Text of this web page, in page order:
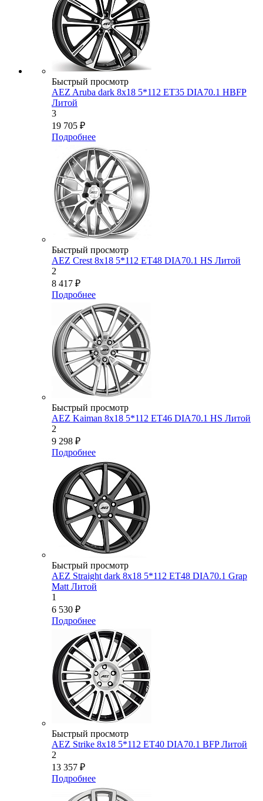
Быстрый просмотр
AEZ Aruba dark 8x18 5*112 ET35 DIA70.1 HBFP
Литой
3
19 705 ₽
Подробнее
Быстрый просмотр
AEZ Crest 8x18 5*112 ET48 DIA70.1 HS Литой
2
8 417 ₽
Подробнее
Быстрый просмотр
AEZ Kaiman 8x18 5*112 ET46 DIA70.1 HS Литой
2
9 298 ₽
Подробнее
Быстрый просмотр
AEZ Straight dark 8x18 5*112 ET48 DIA70.1 Grap
Matt Литой
1
6 530 ₽
Подробнее
Быстрый просмотр
AEZ Strike 8x18 5*112 ET40 DIA70.1 BFP Литой
2
13 357 ₽
Подробнее